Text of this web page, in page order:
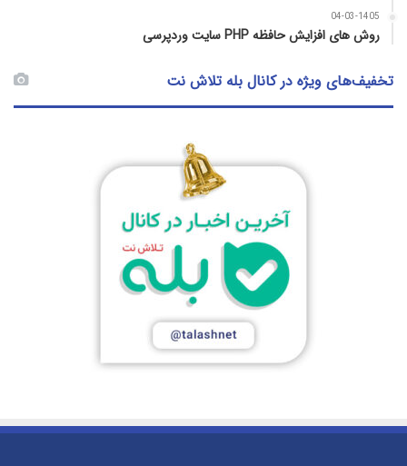
04-03-1405
روش‌ های افزایش حافظه PHP سایت وردپرسی
تخفیف‌های ویژه در کانال بله تلاش نت